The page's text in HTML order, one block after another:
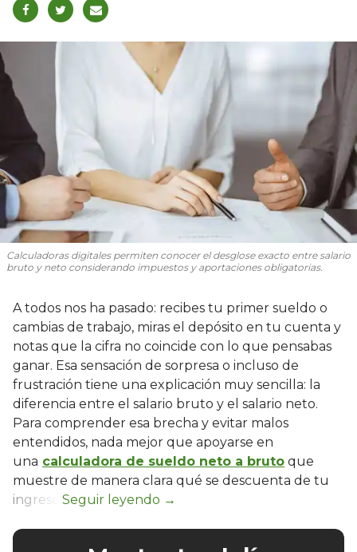
Calculadoras digitales permiten conocer el desglose exacto entre salario
bruto y neto considerando impuestos y aportaciones obligatorias.
A todos nos ha pasado: recibes tu primer sueldo o
cambias de trabajo, miras el depósito en tu cuenta y
notas que la cifra no coincide con lo que pensabas
ganar. Esa sensación de sorpresa o incluso de
frustración tiene una explicación muy sencilla: la
diferencia entre el salario bruto y el salario neto.
Para comprender esa brecha y evitar malos
entendidos, nada mejor que apoyarse en
una calculadora de sueldo neto a bruto que
muestre de manera clara qué se descuenta de tu
ingreso.